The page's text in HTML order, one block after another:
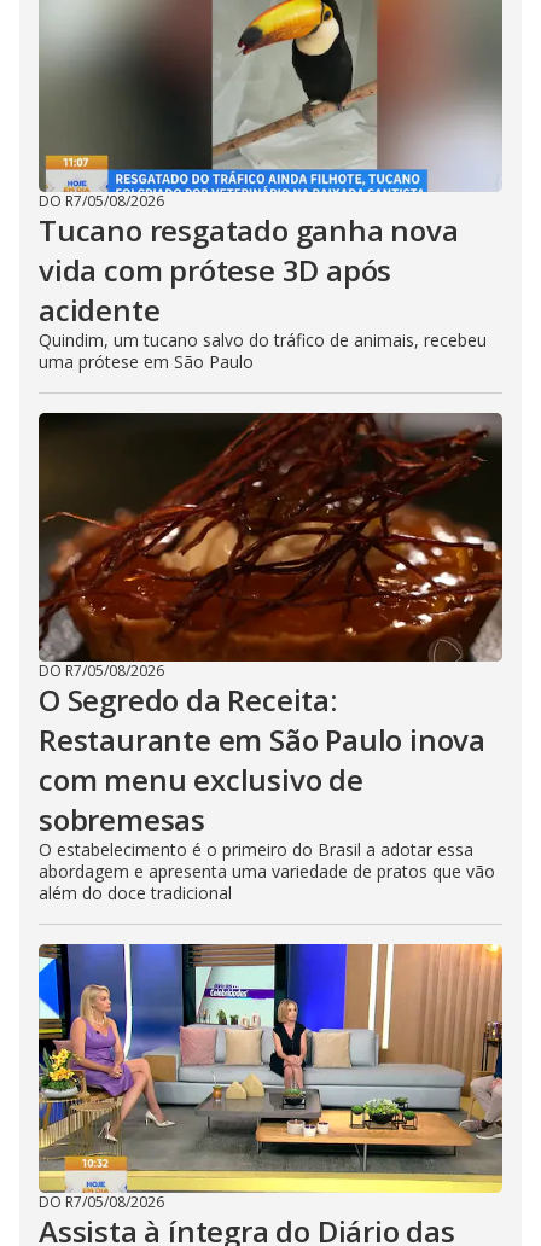
DO R7/05/08/2026
Tucano resgatado ganha nova
vida com prótese 3D após
acidente
Quindim, um tucano salvo do tráfico de animais, recebeu
uma prótese em São Paulo
DO R7/05/08/2026
O Segredo da Receita:
Restaurante em São Paulo inova
com menu exclusivo de
sobremesas
O estabelecimento é o primeiro do Brasil a adotar essa
abordagem e apresenta uma variedade de pratos que vão
além do doce tradicional
DO R7/05/08/2026
Assista à íntegra do Diário das